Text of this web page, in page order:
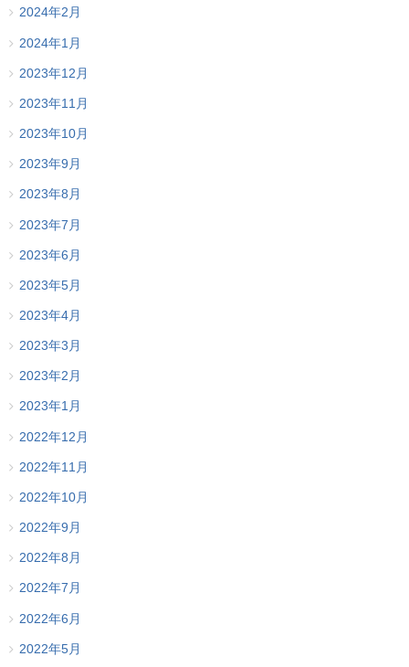
2024年2月
2024年1月
2023年12月
2023年11月
2023年10月
2023年9月
2023年8月
2023年7月
2023年6月
2023年5月
2023年4月
2023年3月
2023年2月
2023年1月
2022年12月
2022年11月
2022年10月
2022年9月
2022年8月
2022年7月
2022年6月
2022年5月